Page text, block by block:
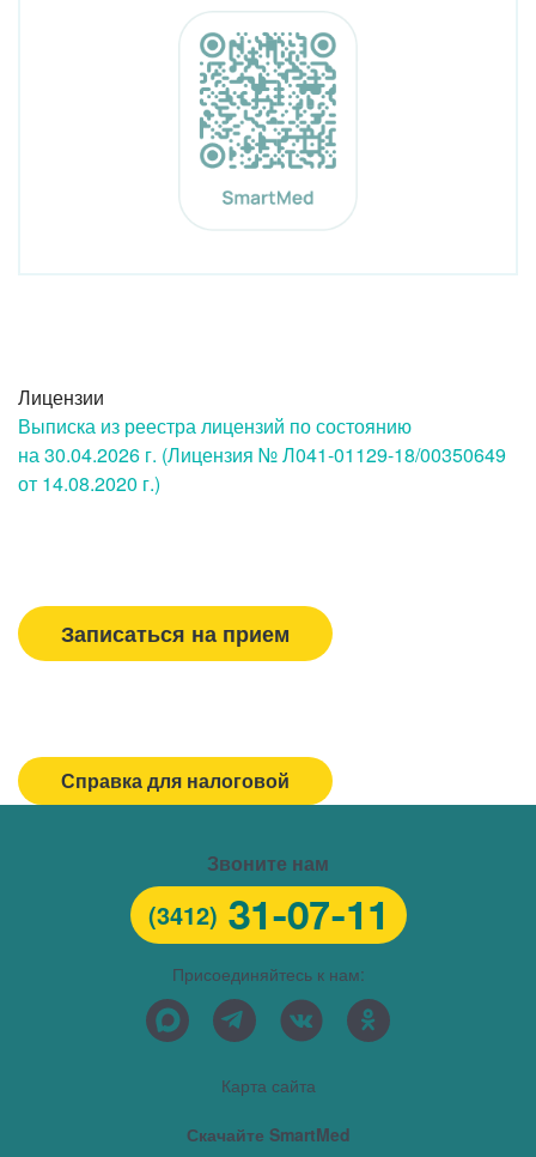
Лицензии
Выписка из реестра лицензий по состоянию
на 30.04.2026 г. (Лицензия № Л041-01129-18/00350649
от 14.08.2020 г.)
Записаться на прием
Справка для налоговой
Звоните нам
(3412) 31-07-11
Присоединяйтесь к нам:
Карта сайта
Скачайте SmartMed